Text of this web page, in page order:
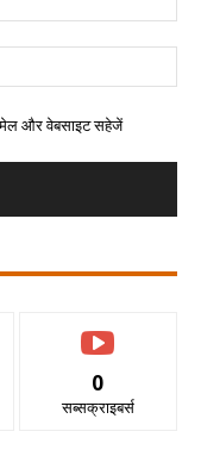
और वेबसाइट सहेजें
0
सब्सक्राइबर्स